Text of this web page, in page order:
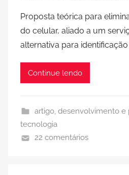
Proposta teórica para
do celular, aliado a um
alternativa para
Continue lendo
artigo, desenvolvimento e
tecnologia
22 comentários